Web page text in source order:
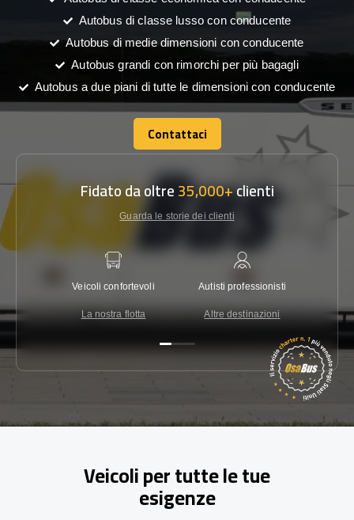
Autobus di classe lusso con conducente
Autobus di medie dimensioni con conducente
Autobus grandi con rimorchi per più bagagli
Autobus a due piani di tutte le dimensioni con conducente
Contattaci
Contattaci
Fidato da oltre35,000+clienti
Guarda le storie dei clienti
Veicoli confortevoli
La nostra flotta
Autisti professionisti
Altre destinazioni
Veicoli per tutte le tue
esigenze